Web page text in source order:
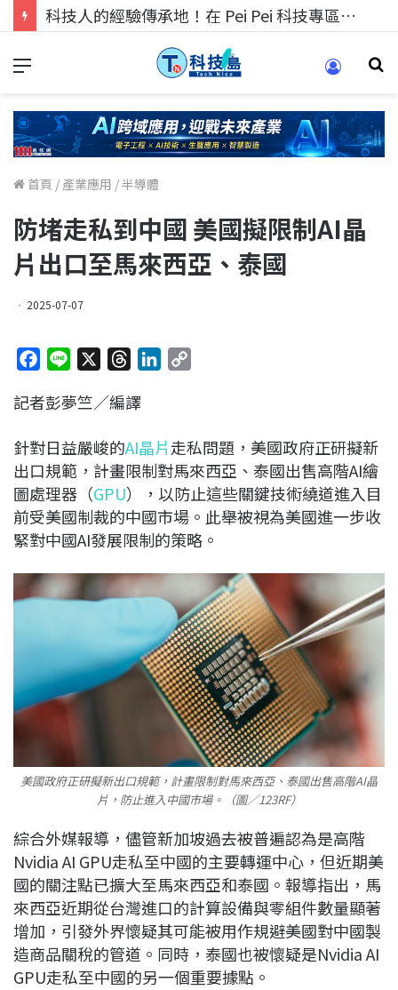
科技人找工作，就到TECH+ 科技專區!
首頁 / 產業應用 /半導體
防堵走私到中國 美國擬限制AI晶
片出口至馬來西亞、泰國
2025-07-07
c
b
o
o
k
n
r
a
d
s
e
d
I
n
L
i
n
k
記者彭夢竺／編譯
針對日益嚴峻的AI晶片走私問題，美國政府正研擬新
出口規範，計畫限制對馬來西亞、泰國出售高階AI繪
圖處理器（GPU），以防止這些關鍵技術繞道進入目
前受美國制裁的中國市場。此舉被視為美國進一步收
緊對中國AI發展限制的策略。
美國政府正研擬新出口規範，計畫限制對馬來西亞、泰國出售高階AI晶
片，防止進入中國市場。（圖／123RF）
綜合外媒報導，儘管新加坡過去被普遍認為是高階
Nvidia AI GPU走私至中國的主要轉運中心，但近期美
國的關注點已擴大至馬來西亞和泰國。報導指出，馬
來西亞近期從台灣進口的計算設備與零組件數量顯著
增加，引發外界懷疑其可能被用作規避美國對中國製
造商品關稅的管道。同時，泰國也被懷疑是Nvidia AI
GPU走私至中國的另一個重要據點。